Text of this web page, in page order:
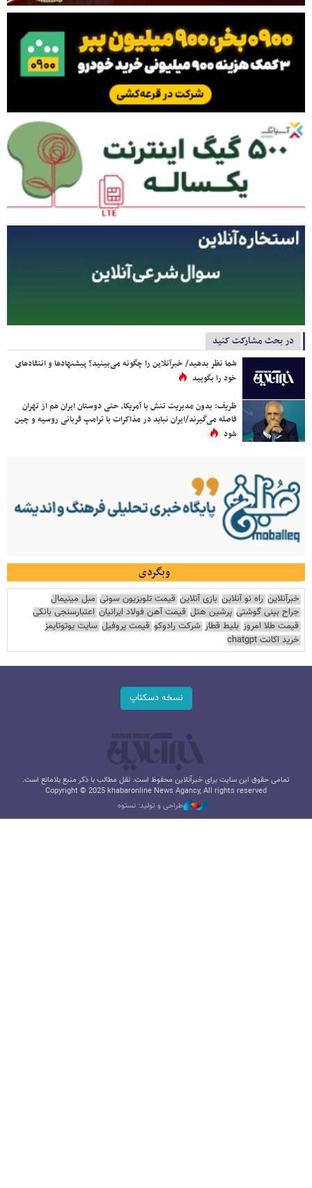
در بحث مشارکت کنید
شما نظر بدهید/ خبرآنلاین را چگونه می‌بینید؟ پیشنهادها و انتقادهای
خود را بگویید
ظریف: بدون مدیریت تنش با آمریکا، حتی دوستان ایران هم از تهران
فاصله می‌گیرند/ایران نباید در مذاکرات با ترامپ قربانی روسیه و چین
شود
وبگردی
خبرآنلاین راه نو آنلاین بازی آنلاین قیمت تلویزیون سونی مبل مینیمال
جراح بینی گوشتی پرشین هتل قیمت آهن فولاد ایرانیان اعتبارسنجی بانکی
قیمت طلا امروز بلیط قطار شرکت رادوکو قیمت پروفیل سایت یوتوتایمز
خرید اکانت chatgpt
نسخه دسکتاپ
تمامی حقوق این سایت برای خبرآنلاین محفوظ است. نقل مطالب با ذکر منبع بلامانع است.
Copyright © 2025 khabaronline News Agancy, All rights reserved
طراحی و تولید: نستوه